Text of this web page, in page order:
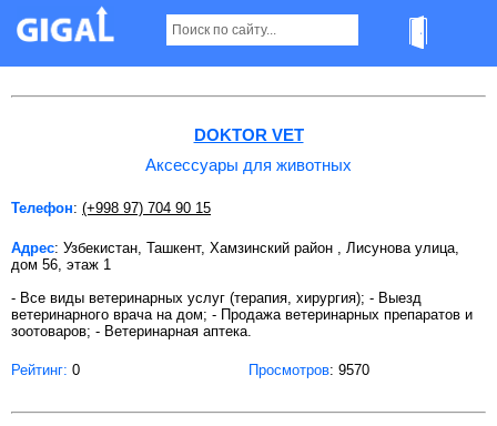
Аксессуары для животных в Ташкенте
DOKTOR VET
Аксессуары для животных
Телефон: (+998 97) 704 90 15
Адрес: Узбекистан, Ташкент, Хамзинский район , Лисунова улица,
дом 56, этаж 1
- Все виды ветеринарных услуг (терапия, хирургия); - Выезд
ветеринарного врача на дом; - Продажа ветеринарных препаратов и
зоотоваров; - Ветеринарная аптека.
Рейтинг: 0 Просмотров: 9570